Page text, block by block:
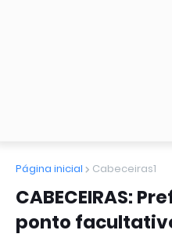
Página inicial Cabeceiras1
CABECEIRAS:
ponto